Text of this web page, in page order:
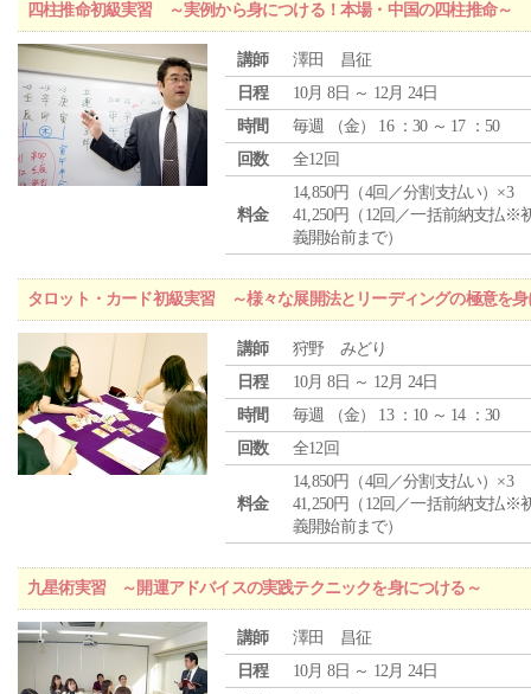
四柱推命初級実習 ～実例から身につける！本場・中国の四柱推命～
講師
澤田 昌征
日程
10月 8日 ～ 12月 24日
時間
毎週 （金） 16 ：30 ～ 17 ：50
回数
全12回
料金
14,850円（4回／分割支払い）×3
41,250円（12回／一括前納支払※
義開始前まで）
タロット・カード初級実習 ～様々な展開法とリーディングの極意を身
講師
狩野 みどり
日程
10月 8日 ～ 12月 24日
時間
毎週 （金） 13 ：10 ～ 14 ：30
回数
全12回
料金
14,850円（4回／分割支払い）×3
41,250円（12回／一括前納支払※
義開始前まで）
九星術実習 ～開運アドバイスの実践テクニックを身につける～
講師
澤田 昌征
日程
10月 8日 ～ 12月 24日